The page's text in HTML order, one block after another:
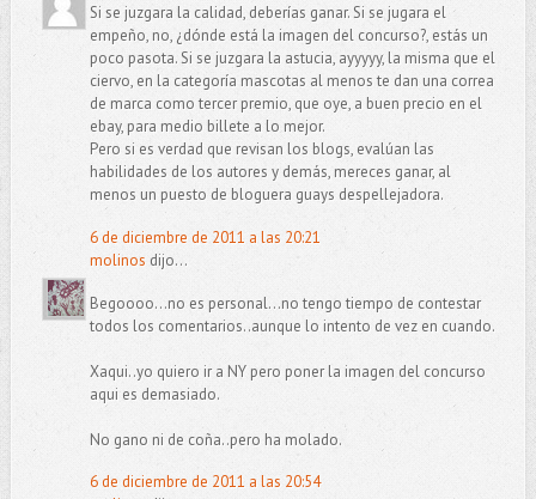
Si se juzgara la calidad, deberías ganar. Si se jugara el
empeño, no, ¿dónde está la imagen del concurso?, estás un
poco pasota. Si se juzgara la astucia, ayyyyy, la misma que el
ciervo, en la categoría mascotas al menos te dan una correa
de marca como tercer premio, que oye, a buen precio en el
ebay, para medio billete a lo mejor.
Pero si es verdad que revisan los blogs, evalúan las
habilidades de los autores y demás, mereces ganar, al
menos un puesto de bloguera guays despellejadora.
6 de diciembre de 2011 a las 20:21
molinos dijo...
Begoooo...no es personal...no tengo tiempo de contestar
todos los comentarios..aunque lo intento de vez en cuando.
Xaqui..yo quiero ir a NY pero poner la imagen del concurso
aqui es demasiado.
No gano ni de coña..pero ha molado.
6 de diciembre de 2011 a las 20:54